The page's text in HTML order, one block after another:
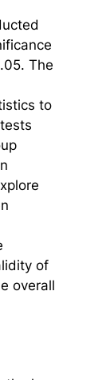
The
to
of
overall